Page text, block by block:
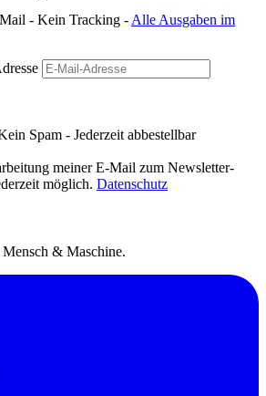
- Kein Tracking - Alle Ausgaben im
Spam - Jederzeit abbestellbar
meiner E-Mail zum Newsletter-
möglich. Datenschutz
& Maschine.